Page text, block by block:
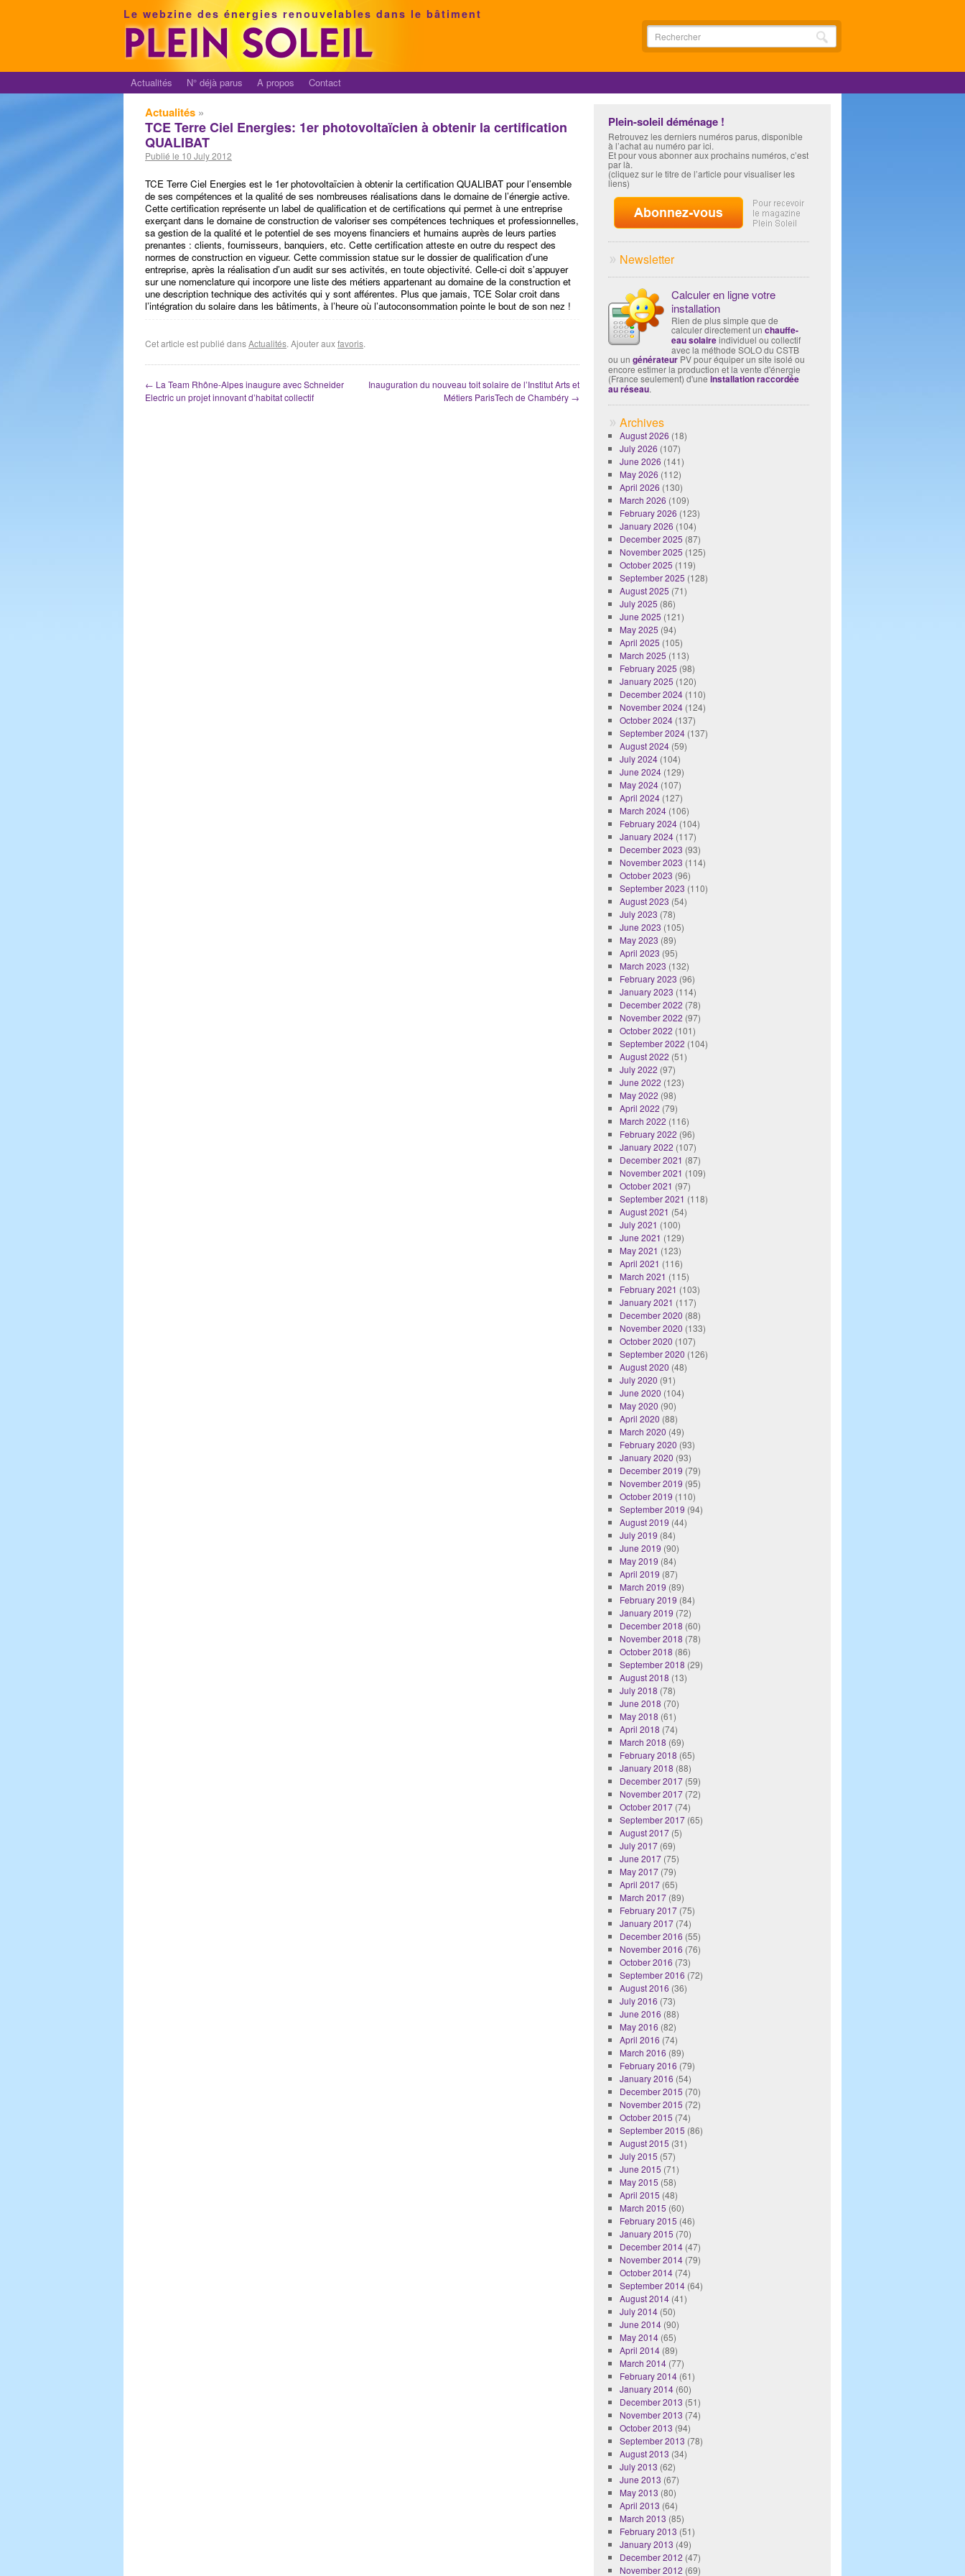
Le webzine des énergies renouvelables dans le bâtiment
Actualités N° déjà parus A propos Contact
Actualités »
TCE Terre Ciel Energies: 1er photovoltaïcien à obtenir la certification
QUALIBAT
Publié le 10 July 2012
TCE Terre Ciel Energies est le 1er photovoltaïcien à obtenir la certification QUALIBAT pour l’ensemble
de ses compétences et la qualité de ses nombreuses réalisations dans le domaine de l’énergie active.
Cette certification représente un label de qualification et de certifications qui permet à une entreprise
exerçant dans le domaine de construction de valoriser ses compétences techniques et professionnelles,
sa gestion de la qualité et le potentiel de ses moyens financiers et humains auprès de leurs parties
prenantes : clients, fournisseurs, banquiers, etc. Cette certification atteste en outre du respect des
normes de construction en vigueur. Cette commission statue sur le dossier de qualification d’une
entreprise, après la réalisation d’un audit sur ses activités, en toute objectivité. Celle-ci doit s’appuyer
sur une nomenclature qui incorpore une liste des métiers appartenant au domaine de la construction et
une description technique des activités qui y sont afférentes. Plus que jamais, TCE Solar croit dans
l’intégration du solaire dans les bâtiments, à l’heure où l’autoconsommation pointe le bout de son nez !
Cet article est publié dansActualités. Ajouter auxfavoris.
← La Team Rhône-Alpes inaugure avec Schneider
Electric un projet innovant d’habitat collectif
Inauguration du nouveau toit solaire de l’Institut Arts et
Métiers ParisTech de Chambéry →
Plein-soleil déménage !
Retrouvez les derniers numéros parus, disponible
à l’achat au numéro par ici.
Et pour vous abonner aux prochains numéros, c’est
par là.
(cliquez sur le titre de l’article pour visualiser les
liens)
Newsletter
Calculer en ligne votre
installation
Rien de plus simple que de
calculer directement un chauffe-
eau solaireindividuel ou collectif
avec la méthode SOLO du CSTB
ou un générateur PV pour équiper un site isolé ou
encore estimer la production et la vente d'énergie
(France seulement) d'une installation raccordée
au réseau.
Archives
August 2026 (18)
July 2026 (107)
June 2026 (141)
May 2026 (112)
April 2026 (130)
March 2026 (109)
February 2026 (123)
January 2026 (104)
December 2025 (87)
November 2025 (125)
October 2025 (119)
September 2025 (128)
August 2025 (71)
July 2025 (86)
June 2025 (121)
May 2025 (94)
April 2025 (105)
March 2025 (113)
February 2025 (98)
January 2025 (120)
December 2024(110)
November 2024(124)
October 2024(137)
September 2024(137)
August 2024(59)
July 2024(104)
June 2024(129)
May 2024(107)
April 2024(127)
March 2024(106)
February 2024(104)
January 2024(117)
December 2023 (93)
November 2023 (114)
October 2023 (96)
September 2023 (110)
August 2023 (54)
July 2023 (78)
June 2023 (105)
May 2023 (89)
April 2023 (95)
March 2023 (132)
February 2023 (96)
January 2023 (114)
December 2022 (78)
November 2022 (97)
October 2022 (101)
September 2022 (104)
August 2022 (51)
July 2022 (97)
June 2022 (123)
May 2022 (98)
April 2022 (79)
March 2022 (116)
February 2022 (96)
January 2022 (107)
December 2021 (87)
November 2021 (109)
October 2021 (97)
September 2021 (118)
August 2021 (54)
July 2021 (100)
June 2021 (129)
May 2021 (123)
April 2021 (116)
March 2021 (115)
February 2021 (103)
January 2021 (117)
December 2020 (88)
November 2020 (133)
October 2020 (107)
September 2020 (126)
August 2020 (48)
July 2020 (91)
June 2020 (104)
May 2020 (90)
April 2020 (88)
March 2020 (49)
February 2020 (93)
January 2020 (93)
December 2019 (79)
November 2019 (95)
October 2019 (110)
September 2019 (94)
August 2019 (44)
July 2019 (84)
June 2019 (90)
May 2019 (84)
April 2019 (87)
March 2019 (89)
February 2019 (84)
January 2019 (72)
December 2018 (60)
November 2018 (78)
October 2018 (86)
September 2018 (29)
August 2018 (13)
July 2018 (78)
June 2018 (70)
May 2018 (61)
April 2018 (74)
March 2018 (69)
February 2018 (65)
January 2018 (88)
December 2017(59)
November 2017(72)
October 2017(74)
September 2017(65)
August 2017(5)
July 2017(69)
June 2017(75)
May 2017(79)
April 2017(65)
March 2017(89)
February 2017(75)
January 2017(74)
December 2016 (55)
November 2016 (76)
October 2016 (73)
September 2016 (72)
August 2016 (36)
July 2016 (73)
June 2016 (88)
May 2016 (82)
April 2016 (74)
March 2016 (89)
February 2016 (79)
January 2016 (54)
December 2015 (70)
November 2015 (72)
October 2015 (74)
September 2015 (86)
August 2015 (31)
July 2015 (57)
June 2015 (71)
May 2015 (58)
April 2015 (48)
March 2015 (60)
February 2015 (46)
January 2015 (70)
December 2014(47)
November 2014(79)
October 2014(74)
September 2014(64)
August 2014(41)
July 2014(50)
June 2014(90)
May 2014(65)
April 2014(89)
March 2014(77)
February 2014(61)
January 2014(60)
December 2013 (51)
November 2013 (74)
October 2013 (94)
September 2013 (78)
August 2013 (34)
July 2013 (62)
June 2013 (67)
May 2013 (80)
April 2013 (64)
March 2013 (85)
February 2013 (51)
January 2013 (49)
December 2012 (47)
November 2012 (69)